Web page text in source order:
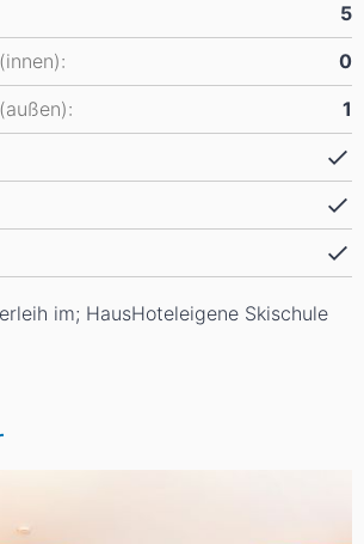
5
0
1
im; HausHoteleigene Skischule